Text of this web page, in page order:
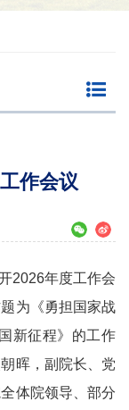
作会议
2026年度工作会
为《勇担国家战
新征程》的工作
晖，副院长、党
体院领导、部分